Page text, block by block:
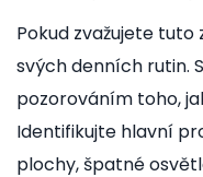
Pokud zvažujete
svých denních rutin.
pozorováním toho,
Identifikujte hlavní
plochy, špatné